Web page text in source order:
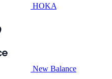
HOKA
New Balance